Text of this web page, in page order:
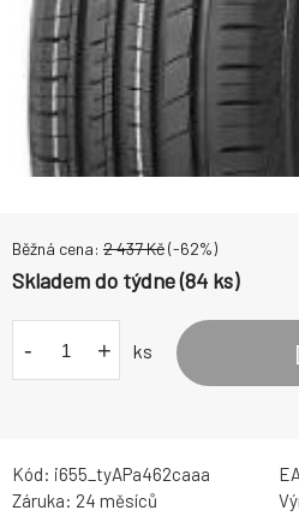
Běžná cena: 2 437Kč(-62%)
Skladem do týdne (84 ks)
- + ks
Kód: i655_tyAPa462caaa
Záruka: 24 měsíců